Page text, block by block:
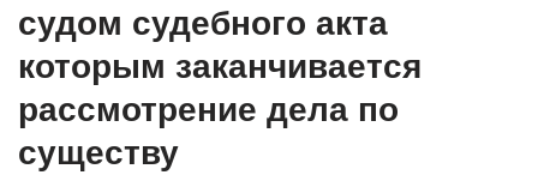
судом судебного акта
которым заканчивается
рассмотрение дела по
существу